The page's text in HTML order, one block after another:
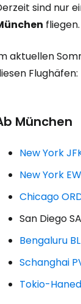
sind nur
fliegen.
aktuellen
Flughäfen:
München
New York
New York
Chicago
San Diego
Bengaluru
Schanghai
Tokio-